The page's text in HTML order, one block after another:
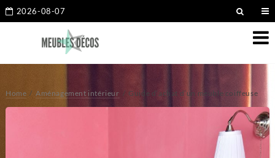
2026-08-07
Home Aménagement intérieur Guide d’achat d’un meuble coiffeuse